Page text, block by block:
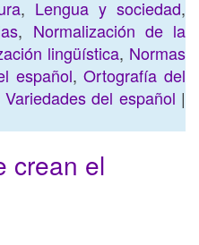
, Lengua y sociedad,
, Normalización de la
lingüística, Normas
español,Ortografía del
Variedades del español |
crean el